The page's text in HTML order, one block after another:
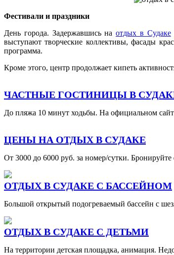
Фестивали и праздники
День города. Задержавшись наотдых в Судаке
выступают творческие коллективы, фасады
программа.
Кроме этого, центр продолжает кипеть
ЧАСТНЫЕ ГОСТИНИЦЫ В
До пляжа 10 минут ходьбы. На официальном
ЦЕНЫ НА ОТДЫХ В СУДАКЕ
От 3000 до 6000 руб. за номер/сутки.
ОТДЫХ В СУДАКЕ С БАССЕЙНОМ
Большой открытый подогреваемый бассейн с
ОТДЫХ В СУДАКЕ С ДЕТЬМИ
На территории детская площадка, анимация.